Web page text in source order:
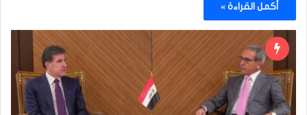
أكمل القراءة »